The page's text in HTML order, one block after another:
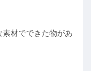
材でできた物があ